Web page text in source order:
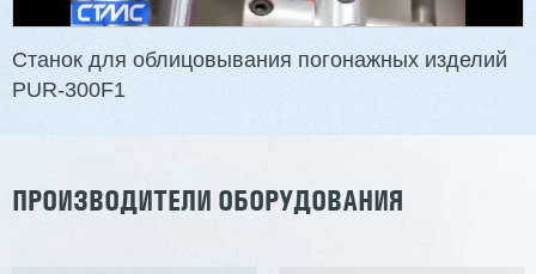
Узлы: 4 пилы, 2 фрезы
Станок для облицовывания погонажных изделий
PUR-300F1
ПРОИЗВОДИТЕЛИ ОБОРУДОВАНИЯ